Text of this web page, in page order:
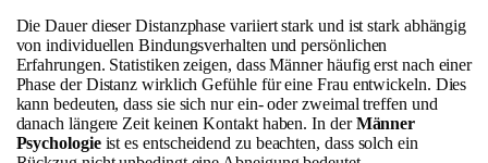
Die Dauer dieser Distanzphase variiert stark und ist stark abhängig
von individuellen Bindungsverhalten und persönlichen
Erfahrungen. Statistiken zeigen, dass Männer häufig erst nach einer
Phase der Distanz wirklich Gefühle für eine Frau entwickeln. Dies
kann bedeuten, dass sie sich nur ein- oder zweimal treffen und
danach längere Zeit keinen Kontakt haben. In derMänner
Psychologieist es entscheidend zu beachten, dass solch ein